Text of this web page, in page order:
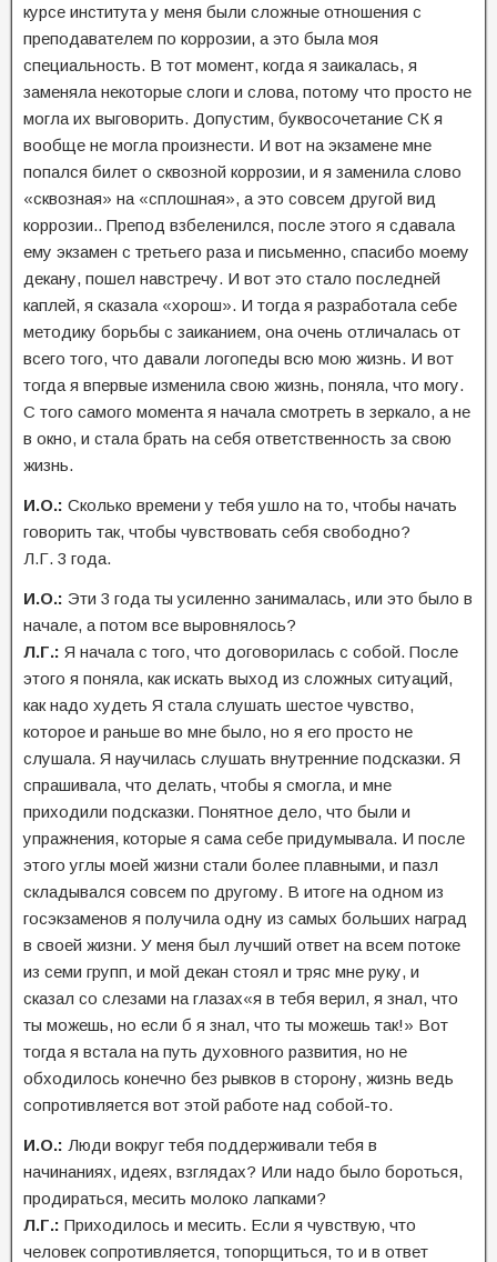
курсе института у меня были сложные отношения с
преподавателем по коррозии, а это была моя
специальность. В тот момент, когда я заикалась, я
заменяла некоторые слоги и слова, потому что просто не
могла их выговорить. Допустим, буквосочетание СК я
вообще не могла произнести. И вот на экзамене мне
попался билет о сквозной коррозии, и я заменила слово
«сквозная» на «сплошная», а это совсем другой вид
коррозии.. Препод взбеленился, после этого я сдавала
ему экзамен с третьего раза и письменно, спасибо моему
декану, пошел навстречу. И вот это стало последней
каплей, я сказала «хорош». И тогда я разработала себе
методику борьбы с заиканием, она очень отличалась от
всего того, что давали логопеды всю мою жизнь. И вот
тогда я впервые изменила свою жизнь, поняла, что могу.
С того самого момента я начала смотреть в зеркало, а не
в окно, и стала брать на себя ответственность за свою
жизнь.
И.О.: Сколько времени у тебя ушло на то, чтобы начать
говорить так, чтобы чувствовать себя свободно?
Л.Г. 3 года.
И.О.: Эти 3 года ты усиленно занималась, или это было в
начале, а потом все выровнялось?
Л.Г.: Я начала с того, что договорилась с собой. После
этого я поняла, как искать выход из сложных ситуаций,
как надо худеть Я стала слушать шестое чувство,
которое и раньше во мне было, но я его просто не
слушала. Я научилась слушать внутренние подсказки. Я
спрашивала, что делать, чтобы я смогла, и мне
приходили подсказки. Понятное дело, что были и
упражнения, которые я сама себе придумывала. И после
этого углы моей жизни стали более плавными, и пазл
складывался совсем по другому. В итоге на одном из
госэкзаменов я получила одну из самых больших наград
в своей жизни. У меня был лучший ответ на всем потоке
из семи групп, и мой декан стоял и тряс мне руку, и
сказал со слезами на глазах«я в тебя верил, я знал, что
ты можешь, но если б я знал, что ты можешь так!» Вот
тогда я встала на путь духовного развития, но не
обходилось конечно без рывков в сторону, жизнь ведь
сопротивляется вот этой работе над собой-то.
И.О.: Люди вокруг тебя поддерживали тебя в
начинаниях, идеях, взглядах? Или надо было бороться,
продираться, месить молоко лапками?
Л.Г.: Приходилось и месить. Если я чувствую, что
человек сопротивляется, топорщиться, то и в ответ